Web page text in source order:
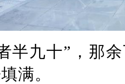
半九十”，那
满。